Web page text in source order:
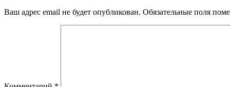
Ваш адрес email не будет опубликован. Обязательные поля